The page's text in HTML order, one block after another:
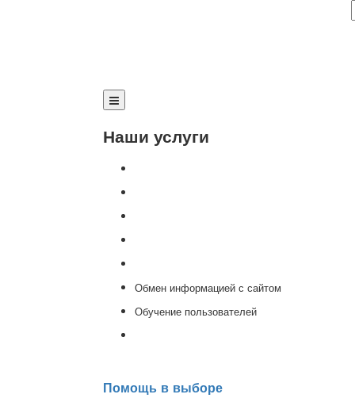
Наши услуги
Обмен информацией с сайтом
Обучение пользователей
Помощь в выборе